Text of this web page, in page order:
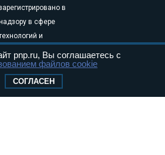
в
в сфере
и
Эл № ФС77-
pnp.ru, Вы соглашаетесь с
файлов cookie
СОГЛАСЕН